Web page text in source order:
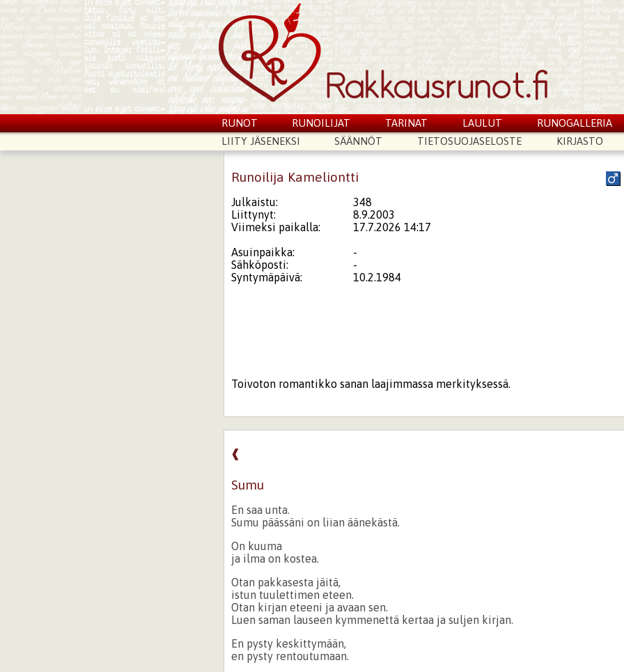
RUNOT RUNOILIJAT TARINAT LAULUT
RUNOGALLERIA
LIITY JÄSENEKSI
SÄÄNNÖT TIETOSUOJASELOSTE KIRJASTO
Runoilija Kameliontti
Julkaistu:
348
Liittynyt:
8.9.2003
Viimeksi paikalla:
17.7.2026 14:17
Asuinpaikka:
-
Sähköposti:
-
Syntymäpäivä:
10.2.1984
Toivoton romantikko sanan laajimmassa merkityksessä.
❰
Sumu
En saa unta.
Sumu päässäni on liian äänekästä.
On kuuma
ja ilma on kostea.
Otan pakkasesta jäitä,
istun tuulettimen eteen.
Otan kirjan eteeni ja avaan sen.
Luen saman lauseen kymmenettä kertaa ja suljen kirjan.
En pysty keskittymään,
en pysty rentoutumaan.